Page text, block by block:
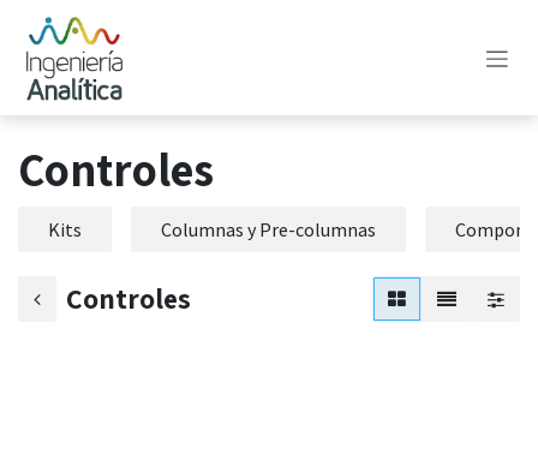
Ir al contenido
Controles
Kits Columnas y Pre-columnas
Controles